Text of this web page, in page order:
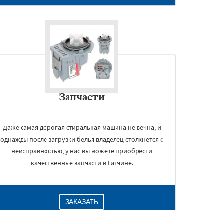
Запчасти
Даже самая дорогая стиральная машина не вечна, и
однажды после загрузки белья владелец столкнется с
неисправностью, у нас вы можете приобрести
качественные запчасти в Гатчине.
ЗАКАЗАТЬ